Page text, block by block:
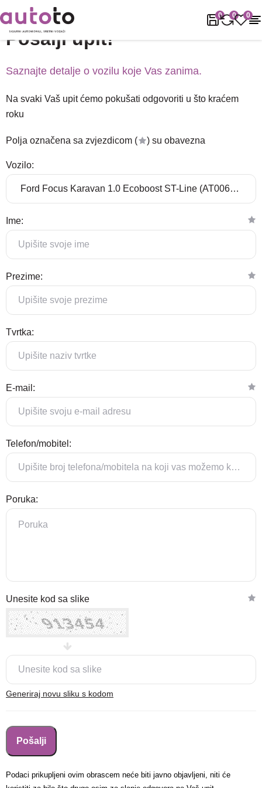
0 0 0
Naslovnica Podrška
Pošalji upit!
Saznajte detalje o vozilu koje Vas zanima.
Na svaki Vaš upit ćemo pokušati odgovoriti u što kraćem
roku
Polja označena sa zvjezdicom ( ) su obavezna
Vozilo:
Ime:
Prezime:
Tvrtka:
E-mail:
Telefon/mobitel:
Poruka:
Generiraj novu sliku s kodom
Unesite kod sa slike
Podaci prikupljeni ovim obrascem neće biti javno objavljeni, niti će
avenija 102, Resnik
Brza pretraga